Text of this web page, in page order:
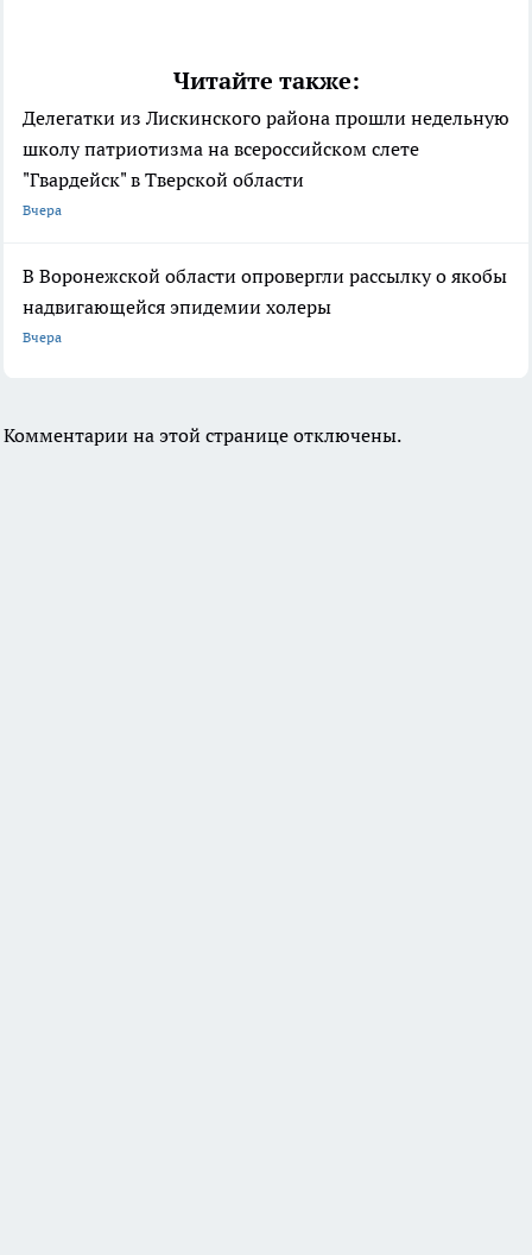
Читайте также:
Делегатки из Лискинского района прошли недельную
школу патриотизма на всероссийском слете
"Гвардейск" в Тверской области
Вчера
В Воронежской области опровергли рассылку о якобы
надвигающейся эпидемии холеры
Вчера
Комментарии на этой странице отключены.